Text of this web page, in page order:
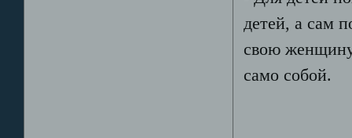
детей, а сам
свою
само собой.